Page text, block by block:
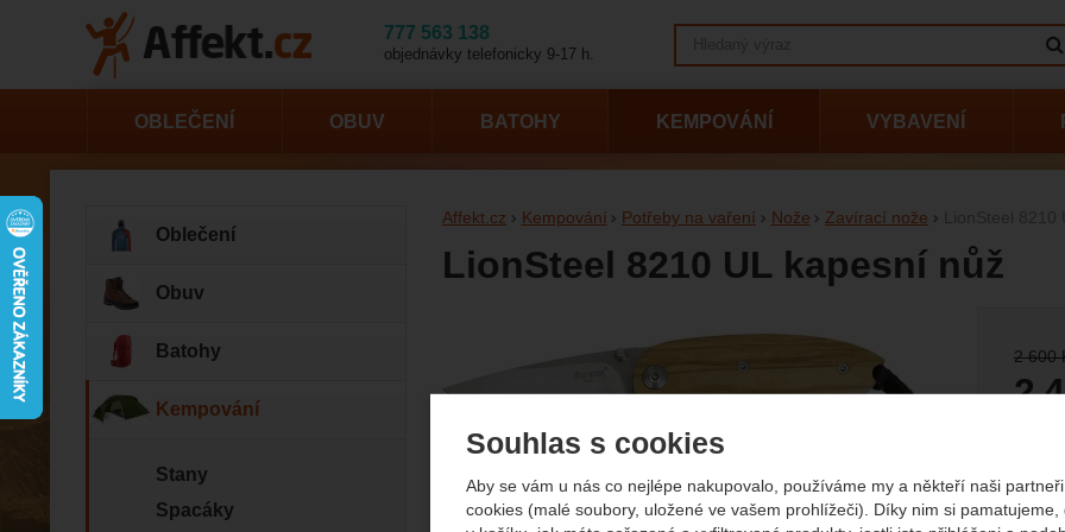
Souhlas s cookies
Aby se vám u nás co nejlépe nakupovalo, používáme my a někteří naši partneři
cookies (malé soubory, uložené ve vašem prohlížeči). Díky nim si pamatujeme,
Affekt.cz Kempování Potřeby na vaření Nože Zavírací nože
LionSteel 8210 UL kapesní nůž
2 600
2
OBLEČENÍ OBUV BATOHY KEMPOVÁNÍ VYBAVENÍ
Oblečení
Obuv
Batohy
Kempování
Stany
Spacáky
777 563 138
objednávky telefonicky 9-17 h.